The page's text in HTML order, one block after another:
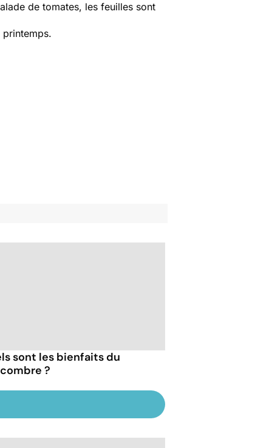
de tomates, les feuilles sont
sont les bienfaits du
?